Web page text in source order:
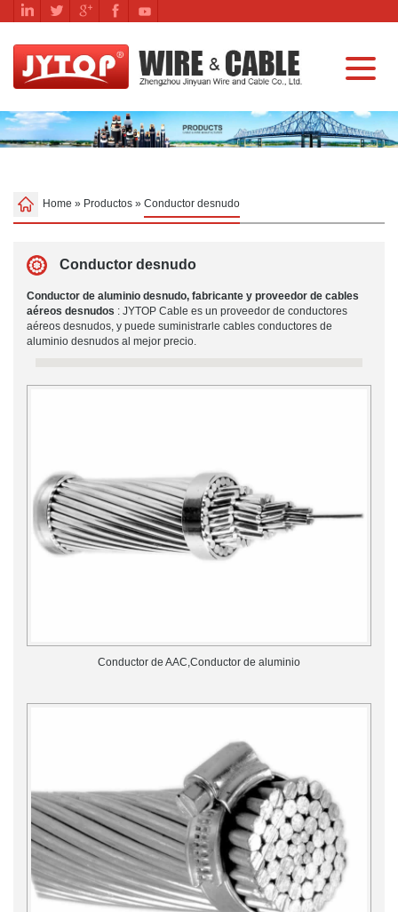
Home » Productos » Conductor desnudo
Conductor desnudo
Conductor de aluminio desnudo, fabricante y proveedor de cables
aéreos desnudos : JYTOP Cable es un proveedor de conductores
aéreos desnudos, y puede suministrarle cables conductores de
aluminio desnudos al mejor precio.
Conductor de AAC,Conductor de aluminio